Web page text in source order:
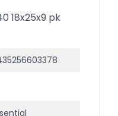
18x25x9 pk